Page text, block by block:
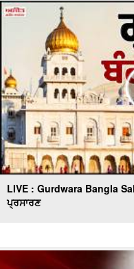
LIVE : Gurdwara Bangla
ਪ੍ਰਸਾਰਣ